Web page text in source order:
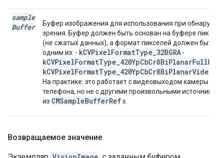
sample
Buffer
Буфер изображения для использования при
зрения. Буфер должен быть основан на буфере
(не сжатых данных), а формат пикселей должен быть
одним из: - kCVPixelFormatType_32BGRA -
На практике: это работает с видеовыходом камеры
телефона, но не с другими произвольными
из CMSampleBufferRefs.
Возвращаемое значение